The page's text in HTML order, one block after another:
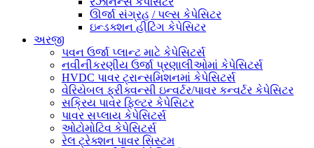
ઊર્જા સંગ્રહ / પલ્સ કેપેસિટર
ઇન્ડક્શન હીટિંગ કેપેસિટર
અરજી
પવન ઉર્જા પ્લાન્ટ માટે કેપેસિટર્સ
નવીનીકરણીય ઉર્જા પ્રણાલીઓમાં કેપેસિટર્સ
HVDC પાવર ટ્રાન્સમિશનમાં કેપેસિટર્સ
વેરિયેબલ ફ્રીક્વન્સી ઇન્વર્ટર/પાવર કન્વર્ટર કેપેસિટર
સક્રિય પાવર ફિલ્ટર કેપેસિટર
પાવર સપ્લાય કેપેસિટર્સ
ઓટોમોટિવ કેપેસિટર્સ
રેલ ટ્રેક્શન પાવર સિસ્ટમ